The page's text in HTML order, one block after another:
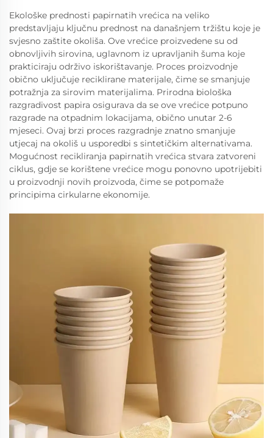
Ekološke prednosti papirnatih vrećica na veliko
predstavljaju ključnu prednost na današnjem tržištu koje je
svjesno zaštite okoliša. Ove vrećice proizvedene su od
obnovljivih sirovina, uglavnom iz upravljanih šuma koje
prakticiraju održivo iskorištavanje. Proces proizvodnje
obično uključuje reciklirane materijale, čime se smanjuje
potražnja za sirovim materijalima. Prirodna biološka
razgradivost papira osigurava da se ove vrećice potpuno
razgrade na otpadnim lokacijama, obično unutar 2-6
mjeseci. Ovaj brzi proces razgradnje znatno smanjuje
utjecaj na okoliš u usporedbi s sintetičkim alternativama.
Mogućnost recikliranja papirnatih vrećica stvara zatvoreni
ciklus, gdje se korištene vrećice mogu ponovno upotrijebiti
u proizvodnji novih proizvoda, čime se potpomaže
principima cirkularne ekonomije.